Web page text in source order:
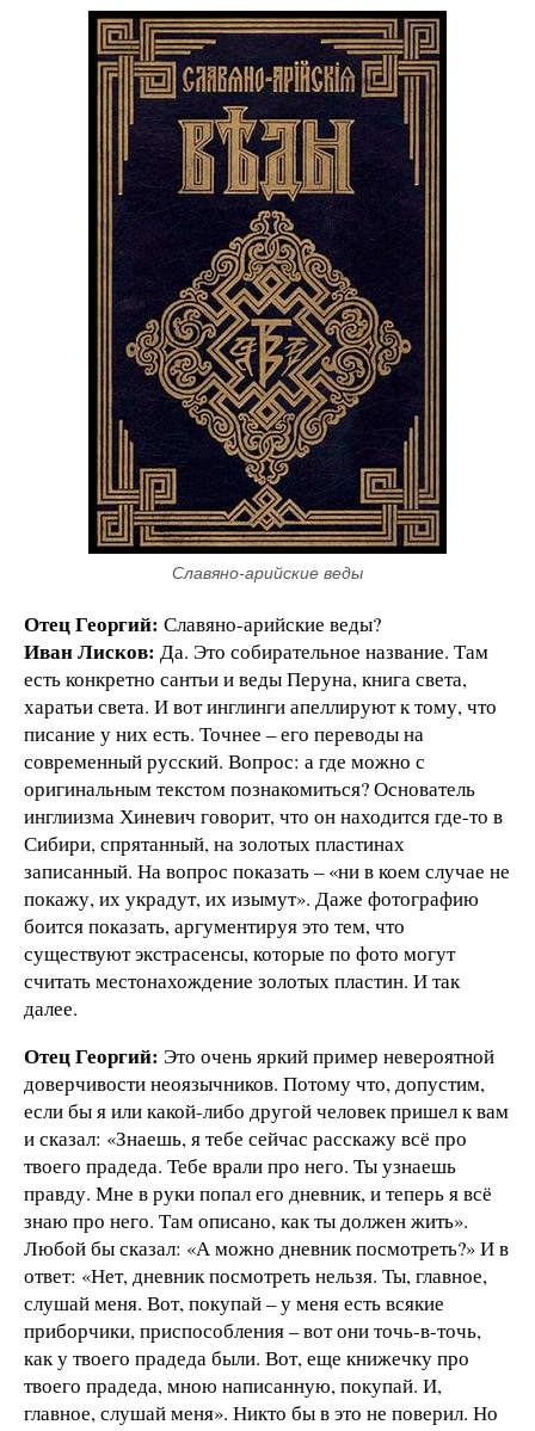
Славяно-арийские веды
Отец Георгий: Славяно-арийские веды?
Иван Лисков: Да. Это собирательное название. Там
есть конкретно сантьи и веды Перуна, книга света,
харатьи света. И вот инглинги апеллируют к тому, что
писание у них есть. Точнее – его переводы на
современный русский. Вопрос: а где можно с
оригинальным текстом познакомиться? Основатель
инглиизма Хиневич говорит, что он находится где-то в
Сибири, спрятанный, на золотых пластинах
записанный. На вопрос показать – «ни в коем случае не
покажу, их украдут, их изымут». Даже фотографию
боится показать, аргументируя это тем, что
существуют экстрасенсы, которые по фото могут
считать местонахождение золотых пластин. И так
далее.
Отец Георгий: Это очень яркий пример невероятной
доверчивости неоязычников. Потому что, допустим,
если бы я или какой-либо другой человек пришел к вам
и сказал: «Знаешь, я тебе сейчас расскажу всё про
твоего прадеда. Тебе врали про него. Ты узнаешь
правду. Мне в руки попал его дневник, и теперь я всё
знаю про него. Там описано, как ты должен жить».
Любой бы сказал: «А можно дневник посмотреть?» И в
ответ: «Нет, дневник посмотреть нельзя. Ты, главное,
слушай меня. Вот, покупай – у меня есть всякие
приборчики, приспособления – вот они точь-в-точь,
как у твоего прадеда были. Вот, еще книжечку про
твоего прадеда, мною написанную, покупай. И,
главное, слушай меня». Никто бы в это не поверил. Но